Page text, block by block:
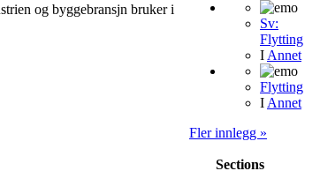
og byggebransjn bruker i
Sv:
Flytting
I Annet
Flytting
I Annet
Fler innlegg »
Sections